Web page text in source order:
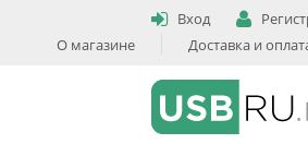
Вход
О магазине
Доставка и